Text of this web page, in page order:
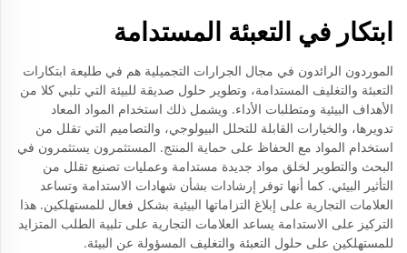
ابتكار في التعبئة المستدامة
الموردون الرائدون في مجال الجرارات التجميلية هم في طليعة ابتكارات
التعبئة والتغليف المستدامة، وتطوير حلول صديقة للبيئة التي تلبي كلا من
الأهداف البيئية ومتطلبات الأداء. ويشمل ذلك استخدام المواد المعاد
تدويرها، والخيارات القابلة للتحلل البيولوجي، والتصاميم التي تقلل من
استخدام المواد مع الحفاظ على حماية المنتج. المستثمرون يستثمرون في
البحث والتطوير لخلق مواد جديدة مستدامة وعمليات تصنيع تقلل من
التأثير البيئي. كما أنها توفر إرشادات بشأن شهادات الاستدامة وتساعد
العلامات التجارية على إبلاغ التزاماتها البيئية بشكل فعال للمستهلكين. هذا
التركيز على الاستدامة يساعد العلامات التجارية على تلبية الطلب المتزايد
للمستهلكين على حلول التعبئة والتغليف المسؤولة عن البيئة.